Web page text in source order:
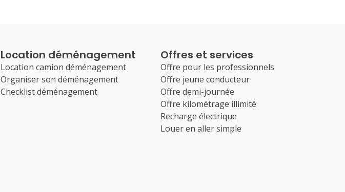
Location déménagement
Location camion déménagement
Organiser son déménagement
Checklist déménagement
Offres et services
Offre pour les professionnels
Offre jeune conducteur
Offre demi-journée
Offre kilométrage illimité
Recharge électrique
Louer en aller simple